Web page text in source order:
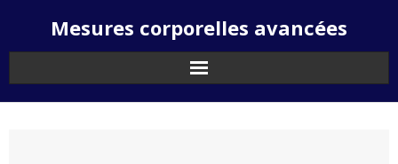
Mesures corporelles avancées